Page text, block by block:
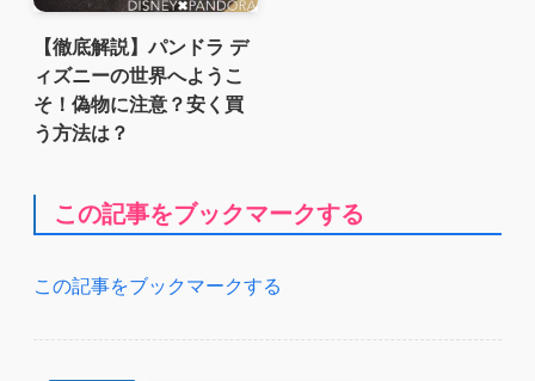
【徹底解説】パンドラ デ
ィズニーの世界へようこ
そ！偽物に注意？安く買
う方法は？
この記事をブックマークする
この記事をブックマークする